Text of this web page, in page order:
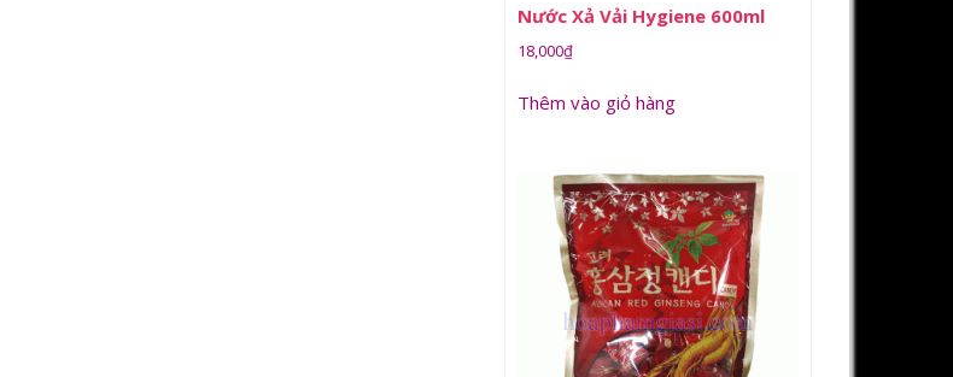
Nước Xả Vải Hygiene 600ml
18,000₫
Thêm vào giỏ hàng